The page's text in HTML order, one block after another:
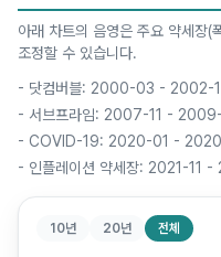
아래 차트의 음영은 주요 약세장(
조정할 수 있습니다.
- 닷컴버블: 2000-03 - 2002-
- 서브프라임: 2007-11 -
- COVID-19: 2020-01 -
- 인플레이션 약세장: 2021-11 -
10년 20년 전체